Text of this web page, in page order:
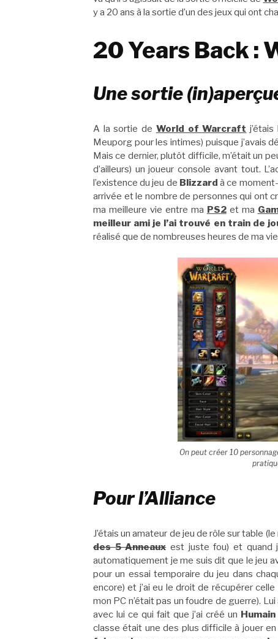
y a 20 ans à la sortie d’un des jeux qui ont
20 Years Back :
Une sortie
A la sortie de World of Warcraft
Meuporg pour les intimes) puisque j’avais
Mais ce dernier, plutôt difficile, m’était un
d’ailleurs) un joueur console avant tout.
l’existence du jeu de Blizzard à ce
arrivée et le nombre de personnes qui ont
ma meilleure vie entre ma PS2et ma
meilleur ami je l’ai trouvé en train de
réalisé que de nombreuses heures de ma
On peut créer 10
Pour l’Alliance
J’étais un amateur de jeu de rôle sur table
des 5 Anneauxest juste fou) et quand
automatiquement je me suis dit que le jeu
pour un essai temporaire du jeu dans
encore) et j’ai eu le droit de récupérer
mon PC n’était pas un foudre de guerre).
avec lui ce qui fait que j’ai créé un
classe était une des plus difficile à jouer